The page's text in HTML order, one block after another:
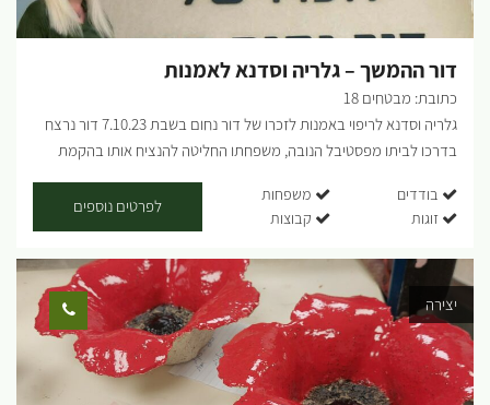
דור ההמשך – גלריה וסדנא לאמנות
כתובת: מבטחים 18
גלריה וסדנא לריפוי באמנות לזכרו של דור נחום בשבת 7.10.23 דור נרצח
בדרכו לביתו מפסטיבל הנובה, משפחתו החליטה להנציח אותו בהקמת
לעצמכם? להשתחרר מהשגרה ולגלות את הקסם שביצירה? הצטרפו
לסדנאות מיוחדת בהן תלמדו ליצור ולהתחבר לעצמכם דרך האומנות.
סדנאות: סדנת לימוד ציור מנדלה תוך כדי שמיעת מוזיקת תדרים סדנת
ציור מדיטטיבי סדנת ציור ניורוגרפיקה סדנת מדיטציה עם מוזיקת תדרים -
כל סדנא מלווה עם שתיה וכיבוד קל פתוח לקהל הרחב ולקבוצות, ימים א'-
ה' בתיאום מראש. מגילאי 10 ומעלה. החל מ-110 ש"ח לסדנא....
בודדים
משפחות
זוגות
קבוצות
לפרטים נוספים
יצירה